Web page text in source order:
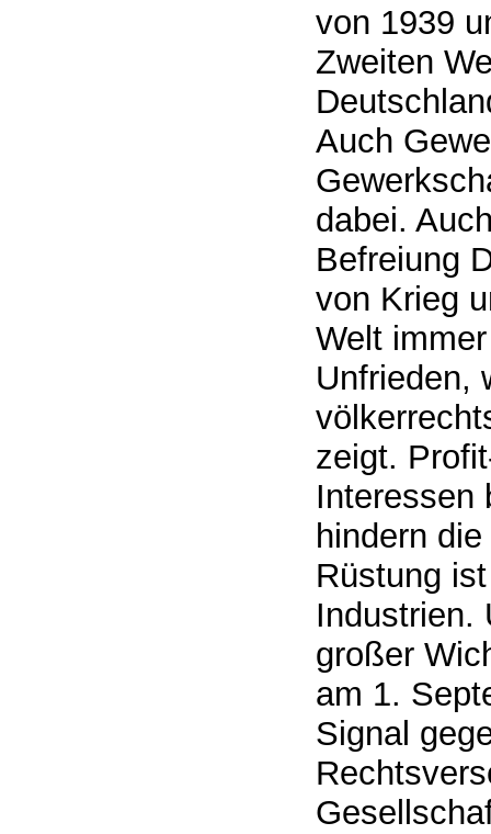
von 1939
Zweiten
Auch
dabei.
Befreiung
von Krieg
Welt
Unfrieden,
zeigt.
Interessen
hindern
Rüstung
Industrien.
großer
am 1.
Signal